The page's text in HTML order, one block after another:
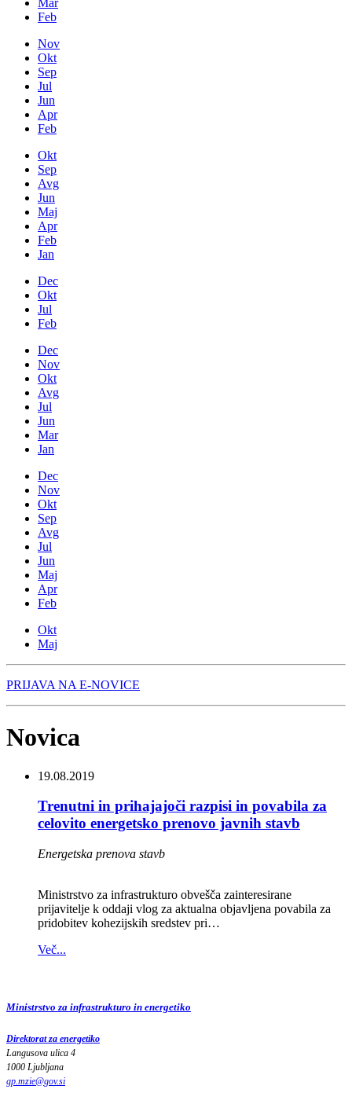
Feb
Nov
Okt
Sep
Jul
Jun
Apr
Feb
Okt
Sep
Avg
Jun
Maj
Apr
Feb
Jan
Dec
Okt
Jul
Feb
Dec
Nov
Okt
Avg
Jul
Jun
Mar
Jan
Dec
Nov
Okt
Sep
Avg
Jul
Jun
Maj
Apr
Feb
Okt
Maj
PRIJAVA NA E-NOVICE
Novica
19.08.2019
Trenutni in prihajajoči razpisi in povabila za
celovito energetsko prenovo javnih stavb
Energetska prenova stavb
Ministrstvo za infrastrukturo obvešča zainteresirane
prijavitelje k oddaji vlog za aktualna objavljena povabila za
pridobitev kohezijskih sredstev pri…
Več...
Ministrstvo za infrastrukturo in energetiko
Direktorat za energetiko
Langusova ulica 4
1000 Ljubljana
gp.mzie@gov.si